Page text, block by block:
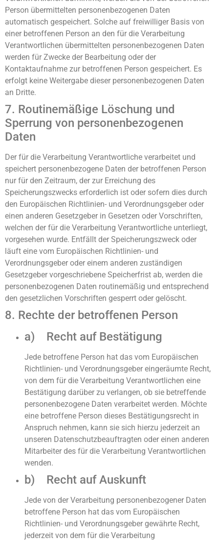
Person übermittelten personenbezogenen Daten
automatisch gespeichert. Solche auf freiwilliger Basis von
einer betroffenen Person an den für die Verarbeitung
Verantwortlichen übermittelten personenbezogenen Daten
werden für Zwecke der Bearbeitung oder der
Kontaktaufnahme zur betroffenen Person gespeichert. Es
erfolgt keine Weitergabe dieser personenbezogenen Daten
an Dritte.
7. Routinemäßige Löschung und
Sperrung von personenbezogenen
Daten
Der für die Verarbeitung Verantwortliche verarbeitet und
speichert personenbezogene Daten der betroffenen Person
nur für den Zeitraum, der zur Erreichung des
Speicherungszwecks erforderlich ist oder sofern dies durch
den Europäischen Richtlinien- und Verordnungsgeber oder
einen anderen Gesetzgeber in Gesetzen oder Vorschriften,
welchen der für die Verarbeitung Verantwortliche unterliegt,
vorgesehen wurde. Entfällt der Speicherungszweck oder
läuft eine vom Europäischen Richtlinien- und
Verordnungsgeber oder einem anderen zuständigen
Gesetzgeber vorgeschriebene Speicherfrist ab, werden die
personenbezogenen Daten routinemäßig und entsprechend
den gesetzlichen Vorschriften gesperrt oder gelöscht.
8. Rechte der betroffenen Person
a) Recht auf Bestätigung
Jede betroffene Person hat das vom Europäischen
Richtlinien- und Verordnungsgeber eingeräumte Recht,
von dem für die Verarbeitung Verantwortlichen eine
Bestätigung darüber zu verlangen, ob sie betreffende
personenbezogene Daten verarbeitet werden. Möchte
eine betroffene Person dieses Bestätigungsrecht in
Anspruch nehmen, kann sie sich hierzu jederzeit an
unseren Datenschutzbeauftragten oder einen anderen
Mitarbeiter des für die Verarbeitung Verantwortlichen
wenden.
b) Recht auf Auskunft
Jede von der Verarbeitung personenbezogener Daten
betroffene Person hat das vom Europäischen
Richtlinien- und Verordnungsgeber gewährte Recht,
jederzeit von dem für die Verarbeitung